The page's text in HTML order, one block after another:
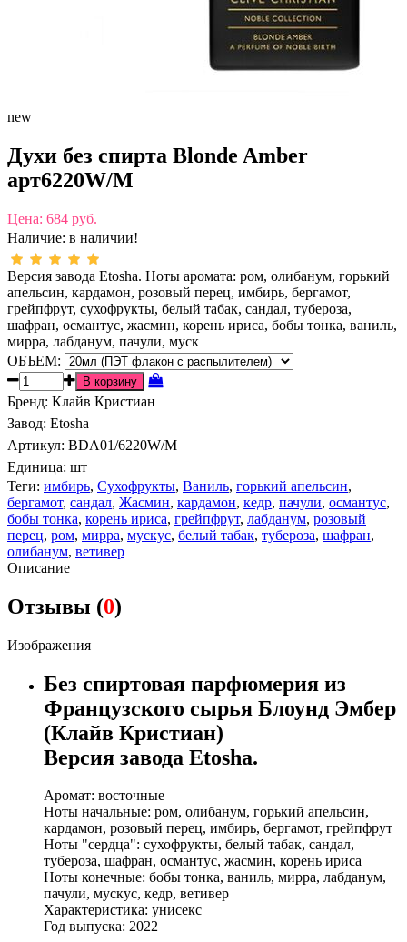
new
Духи без спирта Blonde Amber
арт6220W/M
Цена: 684 руб.
Наличие: в наличии!
Версия завода Etosha. Ноты аромата: ром, олибанум, горький
апельсин, кардамон, розовый перец, имбирь, бергамот,
грейпфрут, сухофрукты, белый табак, сандал, тубероза,
шафран, османтус, жасмин, корень ириса, бобы тонка, ваниль,
мирра, лабданум, пачули, муск
ОБЪЕМ:
Бренд: Клайв Кристиан
Завод: Etosha
Артикул: BDA01/6220W/M
Единица: шт
Теги: имбирь, Сухофрукты, Ваниль, горький апельсин,
бергамот, сандал, Жасмин, кардамон, кедр, пачули, османтус,
бобы тонка, корень ириса, грейпфрут, лабданум, розовый
перец, ром, мирра, мускус, белый табак, тубероза, шафран,
олибанум, ветивер
Описание
Отзывы (0)
Изображения
Без спиртовая парфюмерия из
Французского сырья Блоунд Эмбер
(Клайв Кристиан)
Версия завода Etosha.
Аромат: восточные
Ноты начальные: ром, олибанум, горький апельсин,
кардамон, розовый перец, имбирь, бергамот, грейпфрут
Ноты "сердца": сухофрукты, белый табак, сандал,
тубероза, шафран, османтус, жасмин, корень ириса
Ноты конечные: бобы тонка, ваниль, мирра, лабданум,
пачули, мускус, кедр, ветивер
Характеристика: унисекс
Год выпуска: 2022